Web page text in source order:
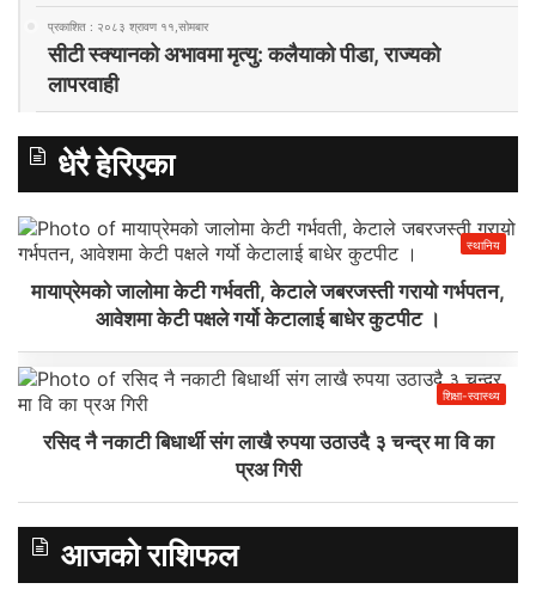
प्रकाशित : २०८३ श्रावण ११,सोमबार
सीटी स्क्यानको अभावमा मृत्यु: कलैयाको पीडा, राज्यको
लापरवाही
धेरै हेरिएका
स्थानिय
मायाप्रेमको जालोमा केटी गर्भवती, केटाले जबरजस्ती गरायो गर्भपतन,
आवेशमा केटी पक्षले गर्यो केटालाई बाधेर कुटपीट ।
शिक्षा-स्वास्थ्य
रसिद नै नकाटी बिधार्थी संग लाखै रुपया उठाउदै ३ चन्द्र मा वि का
प्रअ गिरी
आजको राशिफल